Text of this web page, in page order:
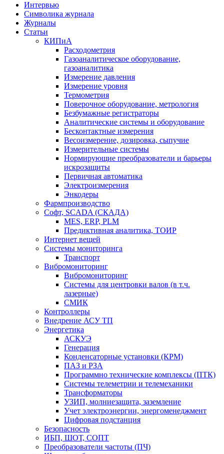
Интервью
Символика журнала
Журналы
Статьи
КИПиА
Расходометрия
Газоаналитическое оборудование,
газоаналитика
Измерение давления
Измерение уровня
Термометрия
Поверочное оборудование, метрология
Безбумажные регистраторы
Аналитические системы и оборудование
Бесконтактные измерения
Весоизмерение, дозировка, сыпучие
Измерительные системы
Нормирующие преобразователи и барьеры
искрозащиты
Первичная автоматика
Электроизмерения
Энкодеры
Фармпроизводство
Софт, SCADA (СКАДА)
MES, ERP, PLM
Предиктивная аналитика, ТОИР
Интернет вещей
Системы мониторинга
Транспорт
Вибромониторинг
Вибромониторинг
Системы для центровки валов (в т.ч.
лазерные)
СМИК
Контроллеры
Внедрение АСУ ТП
Энергетика
АСКУЭ
Генерация
Конденсаторные установки (КРМ)
ПАЗ и РЗА
Программно технические комплексы (ПТК)
Системы телеметрии и телемеханики
Трансформаторы
УЗИП, молниезащита, заземление
Учет электроэнергии, энергоменеджмент
Цифровая подстанция
Безопасность
ИБП, ШОТ, СОПТ
Преобразователи частоты (ПЧ)